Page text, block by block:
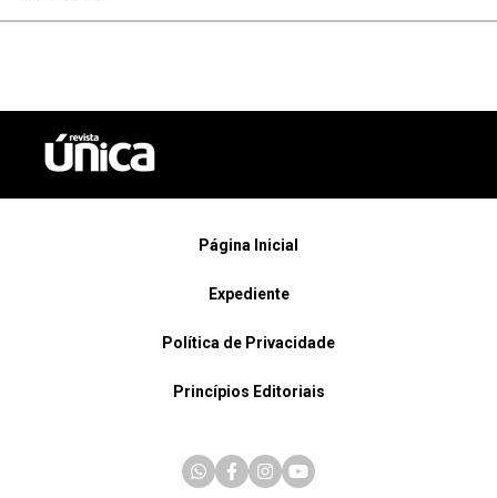
Página Inicial
Expediente
Política de Privacidade
Princípios Editoriais